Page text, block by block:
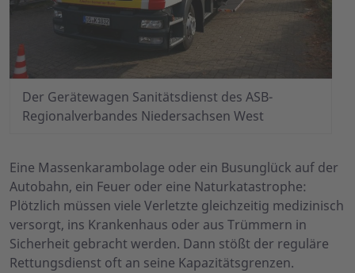
Der Gerätewagen Sanitätsdienst des ASB-
Regionalverbandes Niedersachsen West
Eine Massenkarambolage oder ein Busunglück auf der
Autobahn, ein Feuer oder eine Naturkatastrophe:
Plötzlich müssen viele Verletzte gleichzeitig medizinisch
versorgt, ins Krankenhaus oder aus Trümmern in
Sicherheit gebracht werden. Dann stößt der reguläre
Rettungsdienst oft an seine Kapazitätsgrenzen.